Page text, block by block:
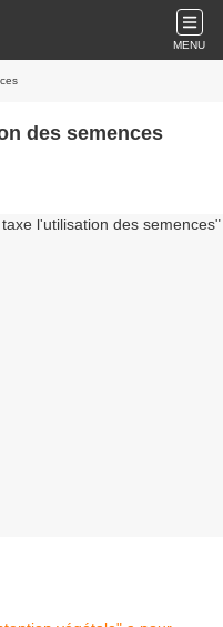
MENU
des semences